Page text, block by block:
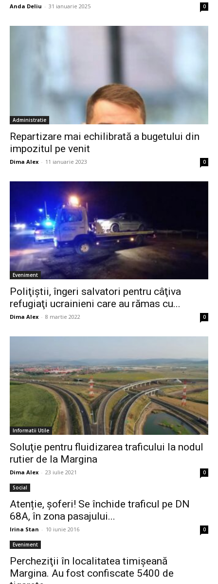
Anda Deliu - 31 ianuarie 2025 0
Administratie
Repartizare mai echilibrată a bugetului din
impozitul pe venit
Dima Alex - 11 ianuarie 2023 0
Eveniment
Poliţiştii, îngeri salvatori pentru câţiva
refugiaţi ucrainieni care au rămas cu...
Dima Alex - 8 martie 2022 0
Informatii Utile
Soluţie pentru fluidizarea traficului la nodul
rutier de la Margina
Dima Alex - 23 iulie 2021 0
Social
Atenție, șoferi! Se închide traficul pe DN
68A, în zona pasajului...
Irina Stan - 10 iunie 2016 0
Eveniment
Percheziţii în localitatea timişeană
Margina. Au fost confiscate 5400 de